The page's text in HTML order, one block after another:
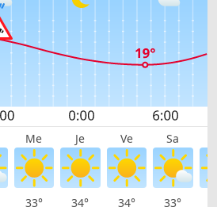
Me Je Ve Sa
33°
34°
34°
33°